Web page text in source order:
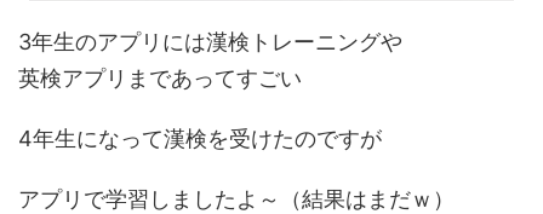
3年生のアプリには漢検トレーニングや
英検アプリまであってすごい
4年生になって漢検を受けたのですが
アプリで学習しましたよ～（結果はまだｗ）